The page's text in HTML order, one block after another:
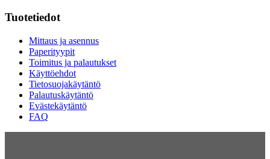
Tuotetiedot
Mittaus ja asennus
Paperityypit
Toimitus ja palautukset
Käyttöehdot
Tietosuojakäytäntö
Palautuskäytäntö
Evästekäytäntö
FAQ